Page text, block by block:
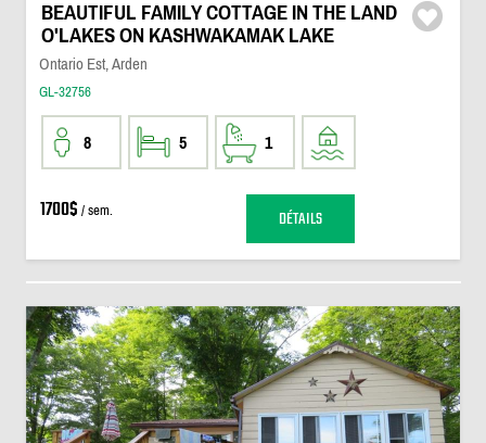
BEAUTIFUL FAMILY COTTAGE IN THE LAND
O'LAKES ON KASHWAKAMAK LAKE
Ontario Est, Arden
GL-32756
8 5 1
1700$ / sem. DÉTAILS